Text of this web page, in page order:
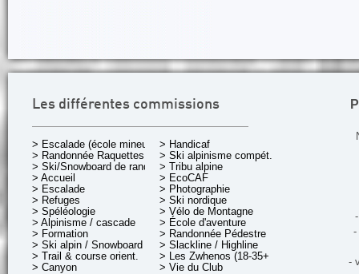
Les différentes commissions
> Escalade (école mineurs)
> Randonnée Raquettes
> Ski/Snowboard de rando.
> Accueil
> Escalade
> Refuges
> Spéléologie
> Alpinisme / cascade
> Formation
> Ski alpin / Snowboard
> Trail & course orient.
> Canyon
> Handicaf
> Ski alpinisme compét.
> Tribu alpine
> EcoCAF
> Photographie
> Ski nordique
> Vélo de Montagne
> École d'aventure
> Randonnée Pédestre
> Slackline / Highline
> Les Zwhenos (18-35+ ans)
> Vie du Club
-
-